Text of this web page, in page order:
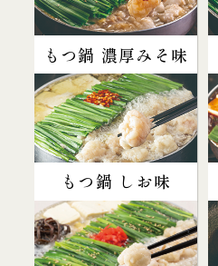
もつ鍋 濃厚みそ味
もつ鍋 しお味